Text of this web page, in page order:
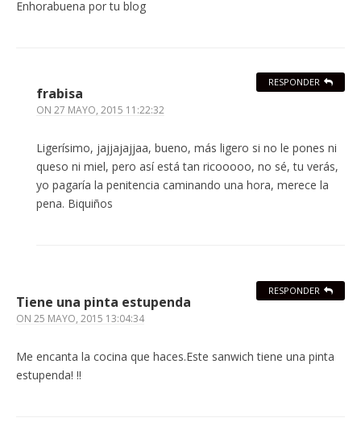
Enhorabuena por tu blog
frabisa
ON 27 MAYO, 2015 11:22:32
Ligerísimo, jajjajajjaa, bueno, más ligero si no le pones ni
queso ni miel, pero así está tan ricooooo, no sé, tu verás,
yo pagaría la penitencia caminando una hora, merece la
pena. Biquiños
RESPONDER
Tiene una pinta estupenda
ON 25 MAYO, 2015 13:04:34
Me encanta la cocina que haces.Este sanwich tiene una pinta
estupenda! !!
RESPONDER